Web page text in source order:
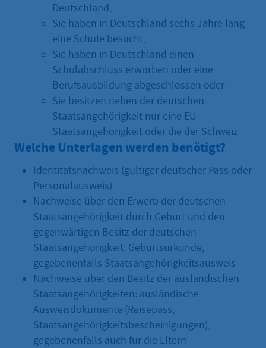
Deutschland,
Sie haben in Deutschland sechs Jahre lang
eine Schule besucht,
Sie haben in Deutschland einen
Schulabschluss erworben oder eine
Berufsausbildung abgeschlossen oder
Sie besitzen neben der deutschen
Staatsangehörigkeit nur eine EU-
Staatsangehörigkeit oder die der Schweiz
Welche Unterlagen werden benötigt?
Identitätsnachweis (gültiger deutscher Pass oder
Personalausweis)
Nachweise über den Erwerb der deutschen
Staatsangehörigkeit durch Geburt und den
gegenwärtigen Besitz der deutschen
Staatsangehörigkeit: Geburtsurkunde,
gegebenenfalls Staatsangehörigkeitsausweis
Nachweise über den Besitz der ausländischen
Staatsangehörigkeiten: ausländische
Ausweisdokumente (Reisepass,
Staatsangehörigkeitsbescheinigungen),
gegebenenfalls auch für die Eltern